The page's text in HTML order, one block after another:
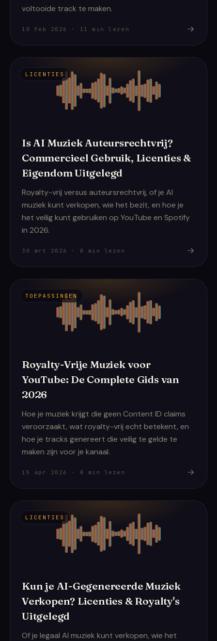
voltooide track te maken.
10 feb 2026 · 11 min lezen
LICENTIES
Is AI Muziek Auteursrechtvrij?
Commercieel Gebruik, Licenties &
Eigendom Uitgelegd
Royalty-vrij versus auteursrechtvrij, of je AI
muziek kunt verkopen, wie het bezit, en hoe je
het veilig kunt gebruiken op YouTube en Spotify
in 2026.
30 mrt 2026 · 8 min lezen
TOEPASSINGEN
Royalty-Vrije Muziek voor
YouTube: De Complete Gids van
2026
Hoe je muziek krijgt die geen Content ID claims
veroorzaakt, wat royalty-vrij echt betekent, en
hoe je tracks genereert die veilig te gelde te
maken zijn voor je kanaal.
15 apr 2026 · 8 min lezen
LICENTIES
Kun je AI-Gegenereerde Muziek
Verkopen? Licenties & Royalty's
Uitgelegd
Of je legaal AI muziek kunt verkopen, wie het